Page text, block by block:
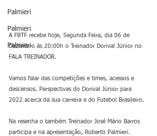
Palmieri
Palmieri
Palmieri
A FBTF recebe hoje, Segunda Feira, dia 06 de
Dezembro às 20:00h o Treinador Dorival Júnior no
FALA TREINADOR.
Vamos falar das competições e times, acessos e
descensos. Perspectivas do Dorival Júnior para
2022 acerca da sua carreira e do Futebol Brasileiro.
Na resenha o também Treinador José Mário Barros
participa e na apresentação, Roberto Palmieri.